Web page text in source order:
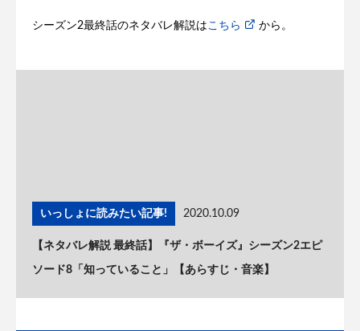
シーズン2最終話のネタバレ解説はこちら から。
いっしょに読みたい記事! 2020.10.09
【ネタバレ解説 最終話】『ザ・ボーイズ』シーズン2エピ
ソード8「知っていること」【あらすじ・音楽】